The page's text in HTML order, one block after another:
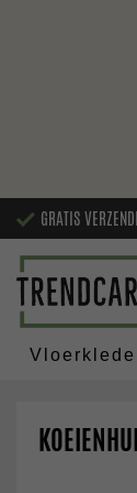
GRATIS